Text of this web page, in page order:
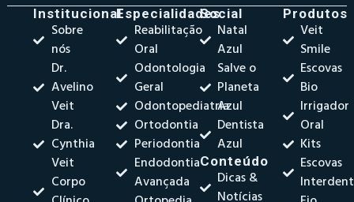
Institucional
Sobre
nós
Dr.
Avelino
Veit
Dra.
Cynthia
Veit
Corpo
Especialidades
Reabilitação
Oral
Odontologia
Geral
Odontopediatria
Ortodontia
Periodontia
Endodontia
Avançada
Social
Natal
Azul
Salve o
Planeta
Azul
Dentista
Azul
Conteúdo
Dicas &
Notícias
Produtos
Veit
Smile
Escovas
Bio
Irrigador
Oral
Kits
Escovas